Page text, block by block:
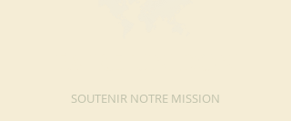
SOUTENIR NOTRE MISSION